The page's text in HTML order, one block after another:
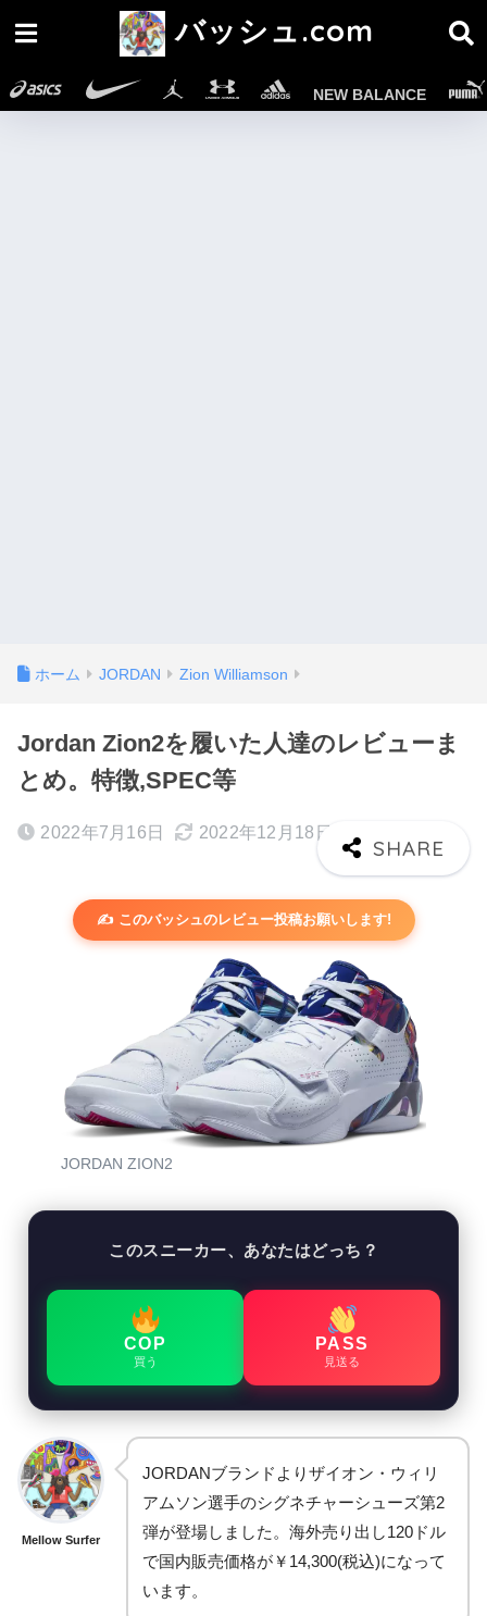
バッシュ.com
NEW BALANCE
ホーム JORDAN Zion Williamson
Jordan Zion2を履いた人達のレビューま
とめ。特徴,SPEC等
2022年7月16日 2022年12月18日
✍️ このバッシュのレビュー投稿お願いします!
JORDAN ZION2
このスニーカー、あなたはどっち？
COP
買う
PASS
見送る
Mellow Surfer
JORDANブランドよりザイオン・ウィリ
アムソン選手のシグネチャーシューズ第2
弾が登場しました。海外売り出し120ドル
で国内販売価格が￥14,300(税込)になって
います。